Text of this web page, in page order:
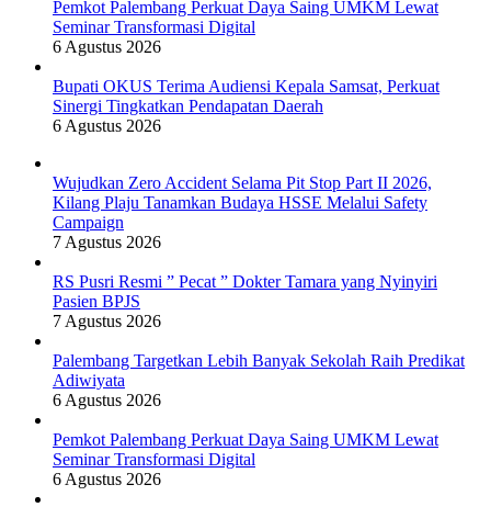
Pemkot Palembang Perkuat Daya Saing UMKM Lewat
Seminar Transformasi Digital
6 Agustus 2026
Bupati OKUS Terima Audiensi Kepala Samsat, Perkuat
Sinergi Tingkatkan Pendapatan Daerah
6 Agustus 2026
Wujudkan Zero Accident Selama Pit Stop Part II 2026,
Kilang Plaju Tanamkan Budaya HSSE Melalui Safety
Campaign
7 Agustus 2026
RS Pusri Resmi ” Pecat ” Dokter Tamara yang Nyinyiri
Pasien BPJS
7 Agustus 2026
Palembang Targetkan Lebih Banyak Sekolah Raih Predikat
Adiwiyata
6 Agustus 2026
Pemkot Palembang Perkuat Daya Saing UMKM Lewat
Seminar Transformasi Digital
6 Agustus 2026